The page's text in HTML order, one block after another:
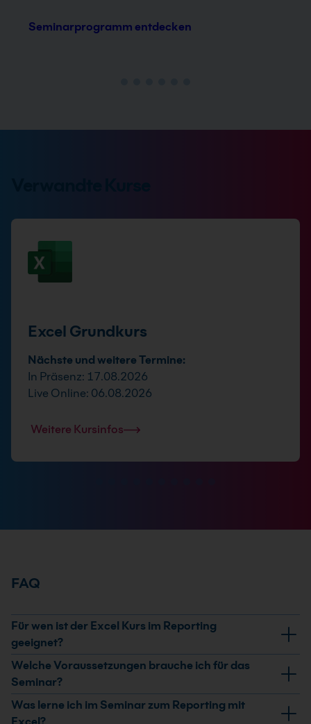
Seminarprogramm entdecken
Excel Grundkurs
Nächste und weitere Termine:
In Präsenz: 17.08.2026
Live Online: 06.08.2026
Weitere Kursinfos
FAQ
Für wen ist der Excel Kurs im Reporting
geeignet?
Der Kurs richtet sich an alle, die Excel regelmäßig für
die Analyse, Aufbereitung und Darstellung großer
Datenmengen nutzen. Er ist besonders relevant für
Mitarbeitende aus Controlling, Finanzen, Vertrieb,
Welche Voraussetzungen brauche ich für das
Seminar?
Für den Excel Kurs im Reporting solltest du gute Excel-
Grundkenntnisse mitbringen, zum Beispiel im Umgang
Was lerne ich im Seminar zum Reporting mit
Excel?